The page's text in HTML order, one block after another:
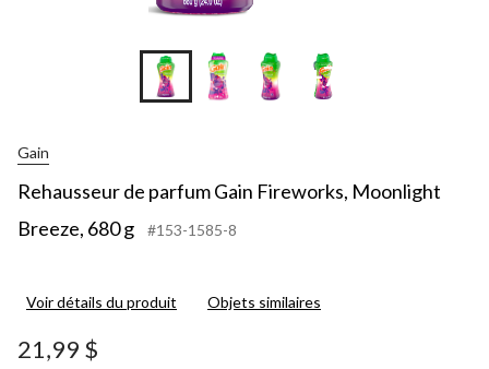
+7
Gain
Rehausseur de parfum Gain Fireworks, Moonlight
Breeze, 680 g
#153-1585-8
Voir détails du produit Objets similaires
21,99 $